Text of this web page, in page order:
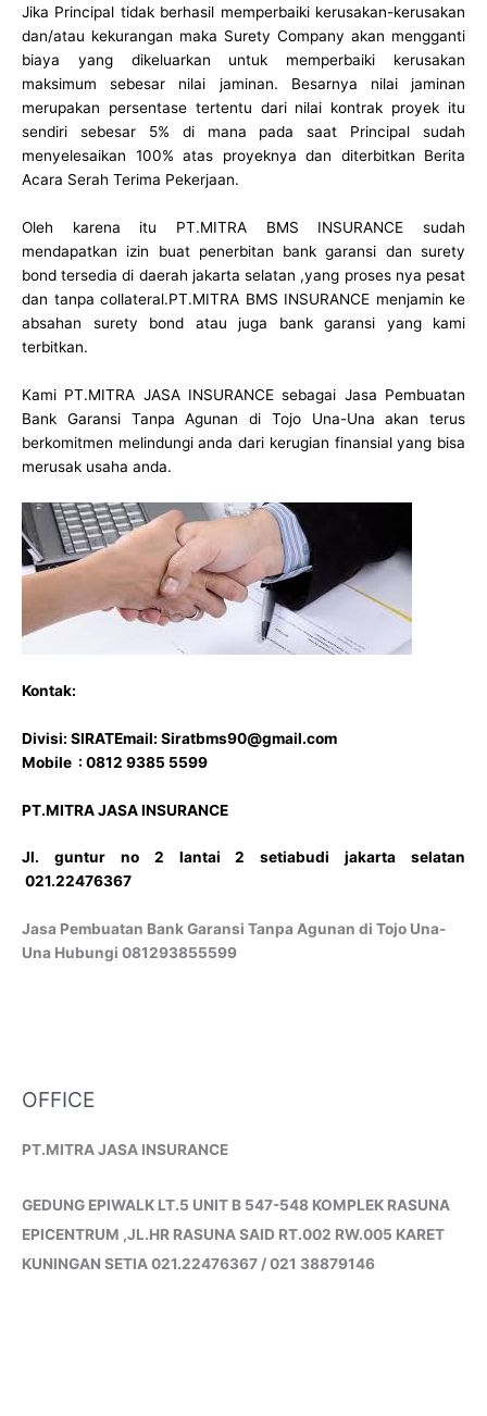
Jika Principal tidak berhasil memperbaiki kerusakan-kerusakan
dan/atau kekurangan maka Surety Company akan mengganti
biaya yang dikeluarkan untuk memperbaiki kerusakan
maksimum sebesar nilai jaminan. Besarnya nilai jaminan
merupakan persentase tertentu dari nilai kontrak proyek itu
sendiri sebesar 5% di mana pada saat Principal sudah
menyelesaikan 100% atas proyeknya dan diterbitkan Berita
Acara Serah Terima Pekerjaan.
Oleh karena itu PT.MITRA BMS INSURANCE sudah
mendapatkan izin buat penerbitan bank garansi dan surety
bond tersedia di daerah jakarta selatan ,yang proses nya pesat
dan tanpa collateral.PT.MITRA BMS INSURANCE menjamin ke
absahan surety bond atau juga bank garansi yang kami
terbitkan.
Kami PT.MITRA JASA INSURANCE sebagai Jasa Pembuatan
Bank Garansi Tanpa Agunan di Tojo Una-Una akan terus
berkomitmen melindungi anda dari kerugian finansial yang bisa
merusak usaha anda.
Kontak:
Divisi: SIRATEmail: Siratbms90@gmail.com
Mobile : 0812 9385 5599
PT.MITRA JASA INSURANCE
Jl. guntur no 2 lantai 2 setiabudi jakarta selatan
021.22476367
Jasa Pembuatan Bank Garansi Tanpa Agunan di Tojo Una-
Una Hubungi 081293855599
OFFICE
PT.MITRA JASA INSURANCE
GEDUNG EPIWALK LT.5 UNIT B 547-548 KOMPLEK RASUNA
EPICENTRUM ,JL.HR RASUNA SAID RT.002 RW.005 KARET
KUNINGAN SETIA 021.22476367 / 021 38879146